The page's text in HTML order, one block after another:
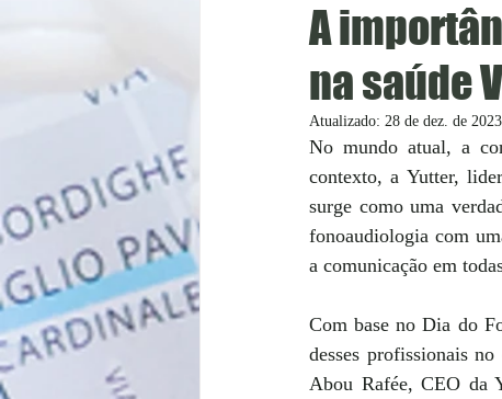
A
na saúde
Atualizado: 28 de dez. de 2023
No mundo atual, a
contexto, a Yutter,
surge como uma
fonoaudiologia com
a comunicação em
Com base no Dia do
desses profissionais
Abou Rafée, CEO da